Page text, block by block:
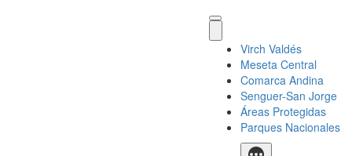
Virch Valdés
Meseta Central
Comarca Andina
Senguer-San Jorge
Áreas Protegidas
Parques Nacionales
Más